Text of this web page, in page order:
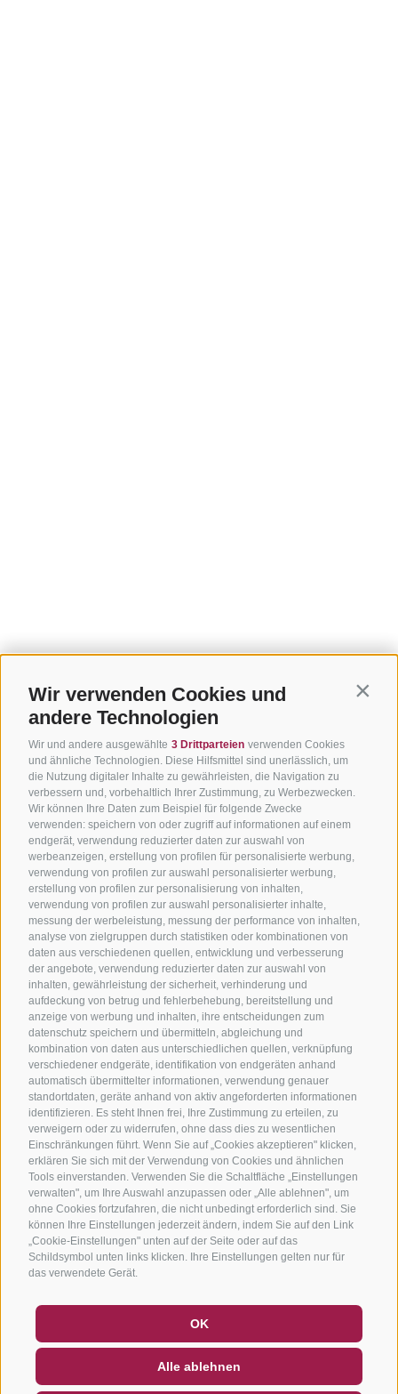
Wir verwenden Cookies und
andere Technologien
Wir und andere ausgewählte 3 Drittparteien verwenden Cookies
und ähnliche Technologien. Diese Hilfsmittel sind unerlässlich, um
die Nutzung digitaler Inhalte zu gewährleisten, die Navigation zu
verbessern und, vorbehaltlich Ihrer Zustimmung, zu Werbezwecken.
Wir können Ihre Daten zum Beispiel für folgende Zwecke
verwenden: speichern von oder zugriff auf informationen auf einem
endgerät, verwendung reduzierter daten zur auswahl von
werbeanzeigen, erstellung von profilen für personalisierte werbung,
verwendung von profilen zur auswahl personalisierter werbung,
erstellung von profilen zur personalisierung von inhalten,
verwendung von profilen zur auswahl personalisierter inhalte,
messung der werbeleistung, messung der performance von inhalten,
analyse von zielgruppen durch statistiken oder kombinationen von
daten aus verschiedenen quellen, entwicklung und verbesserung
der angebote, verwendung reduzierter daten zur auswahl von
inhalten, gewährleistung der sicherheit, verhinderung und
aufdeckung von betrug und fehlerbehebung, bereitstellung und
anzeige von werbung und inhalten, ihre entscheidungen zum
datenschutz speichern und übermitteln, abgleichung und
kombination von daten aus unterschiedlichen quellen, verknüpfung
verschiedener endgeräte, identifikation von endgeräten anhand
automatisch übermittelter informationen, verwendung genauer
standortdaten, geräte anhand von aktiv angeforderten informationen
identifizieren. Es steht Ihnen frei, Ihre Zustimmung zu erteilen, zu
verweigern oder zu widerrufen, ohne dass dies zu wesentlichen
Einschränkungen führt. Wenn Sie auf „Cookies akzeptieren" klicken,
erklären Sie sich mit der Verwendung von Cookies und ähnlichen
Tools einverstanden. Verwenden Sie die Schaltfläche „Einstellungen
verwalten", um Ihre Auswahl anzupassen oder „Alle ablehnen", um
ohne Cookies fortzufahren, die nicht unbedingt erforderlich sind. Sie
können Ihre Einstellungen jederzeit ändern, indem Sie auf den Link
„Cookie-Einstellungen" unten auf der Seite oder auf das
Schildsymbol unten links klicken. Ihre Einstellungen gelten nur für
das verwendete Gerät.
OK
Alle ablehnen
NEWSLETTER
SOCIAL WALL WETTER